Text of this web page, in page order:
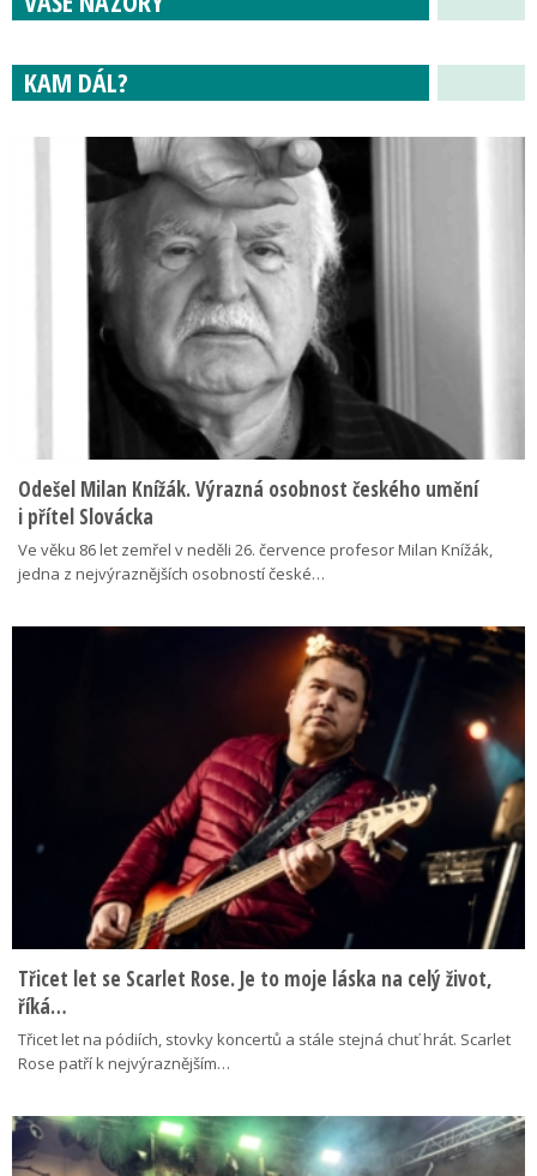
KAM DÁL?
Odešel Milan Knížák. Výrazná osobnost českého umění
i přítel Slovácka
Ve věku 86 let zemřel v neděli 26. července profesor Milan Knížák,
jedna z nejvýraznějších osobností české…
Třicet let se Scarlet Rose. Je to moje láska na celý život,
říká…
Třicet let na pódiích, stovky koncertů a stále stejná chuť hrát. Scarlet
Rose patří k nejvýraznějším…